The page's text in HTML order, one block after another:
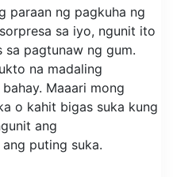
paraan ng pagkuha ng
sa iyo, ngunit ito
sa pagtunaw ng gum.
na madaling
Maaari mong
o kahit bigas suka kung
ang
puting suka.